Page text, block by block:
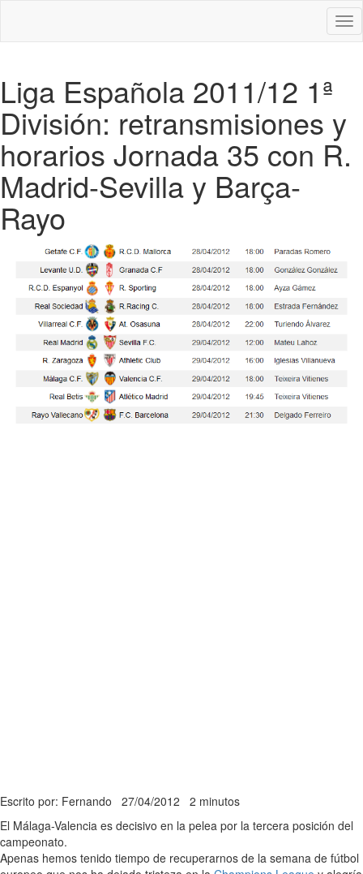
Liga Española 2011/12 1ª
División: retransmisiones y
horarios Jornada 35 con R.
Madrid-Sevilla y Barça-
Rayo
Escrito por: Fernando 27/04/2012 2 minutos
El Málaga-Valencia es decisivo en la pelea por la tercera posición del
campeonato.
Apenas hemos tenido tiempo de recuperarnos de la semana de fútbol